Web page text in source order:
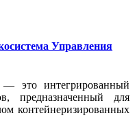
Управления
— это интегрированный
предназначенный для
контейнеризированных